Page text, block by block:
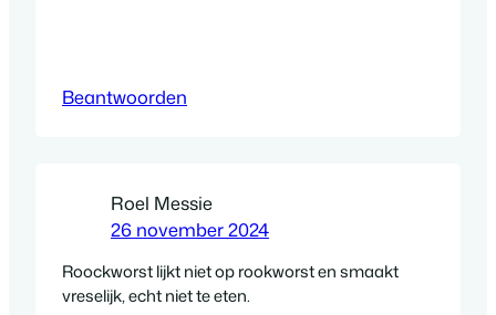
Beantwoorden
Roel Messie
26 november 2024
Roockworst lijkt niet op rookworst en smaakt
vreselijk, echt niet te eten.